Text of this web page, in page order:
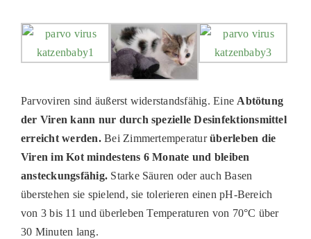
Parvoviren sind äußerst widerstandsfähig. Eine Abtötung
der Viren kann nur durch spezielle Desinfektionsmittel
erreicht werden. Bei Zimmertemperaturüberleben die
Virenim Kot mindestens 6 Monate und bleiben
ansteckungsfähig. Starke Säuren oder auch Basen
überstehen sie spielend, sie tolerieren einen pH-Bereich
von 3 bis 11 und überleben Temperaturen von 70°C über
30 Minuten lang.